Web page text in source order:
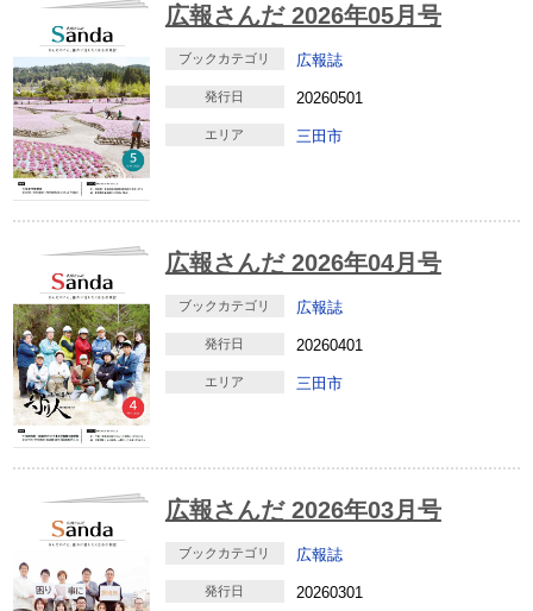
広報さんだ 2026年05月号
ブックカテゴリ 広報誌
発行日 20260501
エリア 三田市
広報さんだ 2026年04月号
ブックカテゴリ 広報誌
発行日 20260401
エリア 三田市
広報さんだ 2026年03月号
ブックカテゴリ 広報誌
発行日 20260301